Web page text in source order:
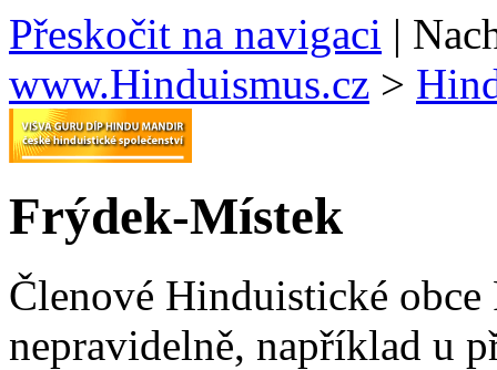
Přeskočit na navigaci |
www.Hinduismus.cz >
Frýdek-Místek
Členové Hinduistické
nepravidelně, například u